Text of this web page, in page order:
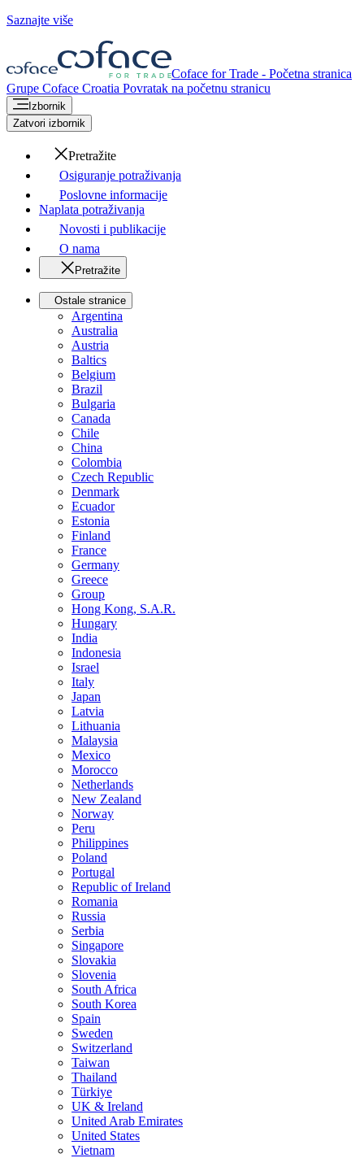
Saznajte više
Coface for Trade - Početna stranica
Grupe Coface Croatia Povratak na početnu stranicu
Izbornik
Zatvori izbornik
Pretražite
Osiguranje potraživanja
Poslovne informacije
Naplata potraživanja
Novosti i publikacije
O nama
Pretražite
Ostale stranice
Argentina
Australia
Austria
Baltics
Belgium
Brazil
Bulgaria
Canada
Chile
China
Colombia
Czech Republic
Denmark
Ecuador
Estonia
Finland
France
Germany
Greece
Group
Hong Kong, S.A.R.
Hungary
India
Indonesia
Israel
Italy
Japan
Latvia
Lithuania
Malaysia
Mexico
Morocco
Netherlands
New Zealand
Norway
Peru
Philippines
Poland
Portugal
Republic of Ireland
Romania
Russia
Serbia
Singapore
Slovakia
Slovenia
South Africa
South Korea
Spain
Sweden
Switzerland
Taiwan
Thailand
Türkiye
UK & Ireland
United Arab Emirates
United States
Vietnam